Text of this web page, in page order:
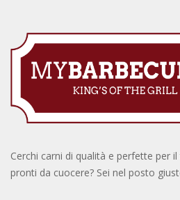
Cerchi carni di qualità e perfette per
pronti da cuocere? Sei nel posto